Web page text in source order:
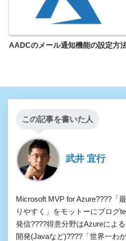
AADCのメール通知機能の設定方
この記事を書いた人
武井 宜行
Microsoft MVP for Azure????「
りやすく」をモットーにブログ
発信????得意分野はAzureによ
開発(Javaなど)????「世界一わ